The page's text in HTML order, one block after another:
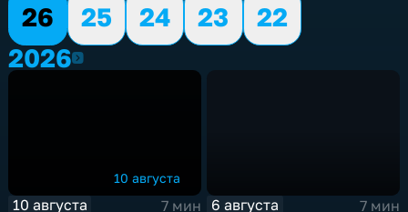
26
25 24 23
22
20262026
10 августа
10 августа
7 мин
6 августа
7 мин